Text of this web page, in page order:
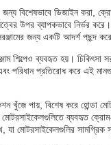
জন্য বিশেষভাবে ডিজাইন
উপর ব্যাপকভাবে নির্ভর
জন্য একটি আদর্শ পছন্দ
শিল্পেও ব্যবহৃত হয়।
পরিধান প্রতিরোধ করে এই
পায়, বিশেষ করে হোন্ডা
ব্যবহৃত ক্রোম-
যা মোটরসাইকেলগুলির সামগ্রিক